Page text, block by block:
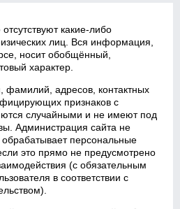
какие‑либо
лиц. Вся информация,
носит обобщённый,
характер.
адресов, контактных
признаков с
случайными и не имеют под
Администрация сайта не
персональные
это прямо не предусмотрено
(с обязательным
в соответствии с